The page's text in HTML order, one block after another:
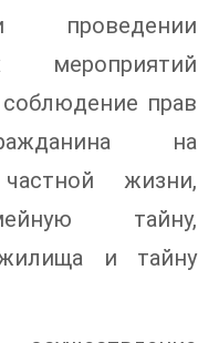
проведении
мероприятий
прав
на
частной жизни,
тайну,
жилища и тайну